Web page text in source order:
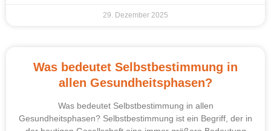
29. Dezember 2025
Was bedeutet Selbstbestimmung in
allen Gesundheitsphasen?
Was bedeutet Selbstbestimmung in allen
Gesundheitsphasen? Selbstbestimmung ist ein Begriff, der in